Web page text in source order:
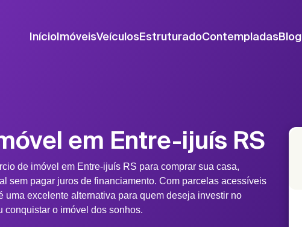
InícioImóveisVeículosEstruturadoContempladasBlog
em Entre-ijuís RS
de imóvel em Entre-ijuís RS para comprar sua casa,
sem pagar juros de financiamento. Com parcelas acessíveis
uma excelente alternativa para quem deseja investir no
conquistar o imóvel dos sonhos.